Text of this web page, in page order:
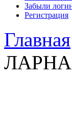
Забыли
Регистрация
Главная